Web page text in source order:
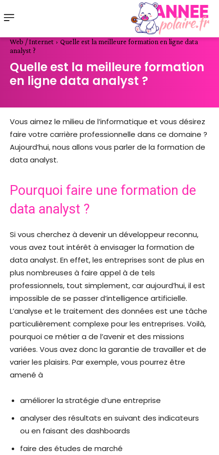
Web / Internet
Quelle est la meilleure formation en ligne data
analyst ?
Quelle est la meilleure formation
en ligne data analyst ?
Vous aimez le milieu de l’informatique et vous désirez
faire votre carrière professionnelle dans ce domaine ?
Aujourd’hui, nous allons vous parler de la formation de
data analyst.
Pourquoi faire une formation de
data analyst ?
Si vous cherchez à devenir un développeur reconnu,
vous avez tout intérêt à envisager la formation de
data analyst. En effet, les entreprises sont de plus en
plus nombreuses à faire appel à de tels
professionnels, tout simplement, car aujourd’hui, il est
impossible de se passer d’intelligence artificielle.
L’analyse et le traitement des données est une tâche
particulièrement complexe pour les entreprises. Voilà,
pourquoi ce métier a de l’avenir et des missions
variées. Vous avez donc la garantie de travailler et de
varier les plaisirs. Par exemple, vous pourrez être
amené à
améliorer la stratégie d’une entreprise
analyser des résultats en suivant des indicateurs
ou en faisant des dashboards
faire des études de marché